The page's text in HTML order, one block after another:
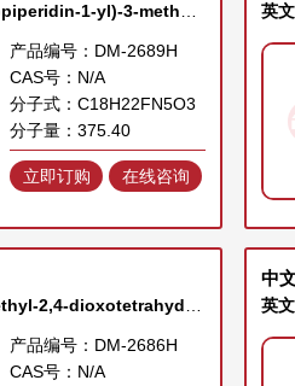
英文名称：(R)-2-((6-(3-aminopiperidin-1-yl)-3-methyl-2,4-dioxo-3,4-dihydropyrimidin-1(2H)-yl)methyl)-4-fluorobenzamide
产品编号：DM-2689H
CAS号：N/A
分子式：C18H22FN5O3
分子量：375.40
立即订购 在线咨询
英文名称：2-((6-ethoxy-3-methyl-2,4-dioxotetrahydropyrimidin-1(2H)-yl)methyl)-4-fluorobenzonitrile
产品编号：DM-2686H
CAS号：N/A
中